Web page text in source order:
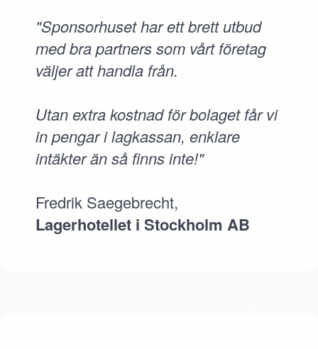
"Sponsorhuset har ett brett utbud
med bra partners som vårt företag
väljer att handla från.
Utan extra kostnad för bolaget får vi
in pengar i lagkassan, enklare
intäkter än så finns inte!"
Fredrik Saegebrecht,
Lagerhotellet i Stockholm AB